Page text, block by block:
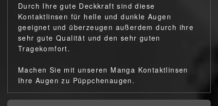
Durch Ihre gute Deckkraft sind diese
Kontaktlinsen für helle und dunkle Augen
geeignet und überzeugen außerdem durch ihre
sehr gute Qualität und den sehr guten
Tragekomfort.
Machen Sie mit unseren Manga Kontaktlinsen
Ihre Augen zu Püppchenaugen.